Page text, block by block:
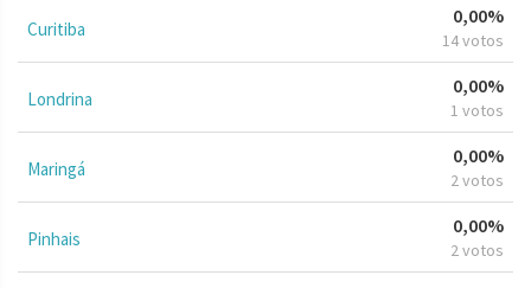
Curitiba
0,00%
14 votos
Londrina
0,00%
1 votos
Maringá
0,00%
2 votos
Pinhais
0,00%
2 votos